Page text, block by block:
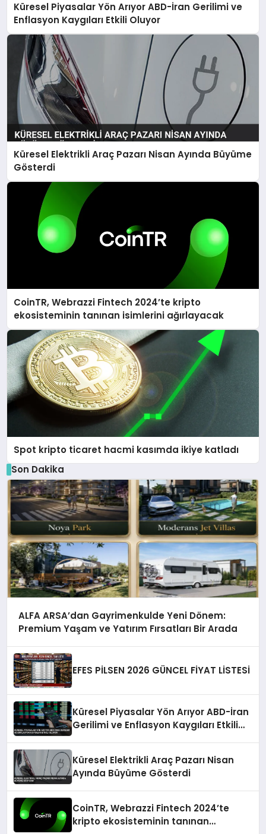
Küresel Piyasalar Yön Arıyor ABD-İran Gerilimi ve
Enflasyon Kaygıları Etkili Oluyor
Küresel Elektrikli Araç Pazarı Nisan Ayında Büyüme
Gösterdi
CoinTR, Webrazzi Fintech 2024’te kripto
ekosisteminin tanınan isimlerini ağırlayacak
Spot kripto ticaret hacmi kasımda ikiye katladı
Son Dakika
ALFA ARSA’dan Gayrimenkulde Yeni Dönem:
Premium Yaşam ve Yatırım Fırsatları Bir Arada
EFES PİLSEN 2026 GÜNCEL FİYAT LİSTESİ
Küresel Piyasalar Yön Arıyor ABD-İran
Gerilimi ve Enflasyon Kaygıları Etkili
Küresel Elektrikli Araç Pazarı Nisan
Ayında Büyüme Gösterdi
CoinTR, Webrazzi Fintech 2024’te
kripto ekosisteminin tanınan